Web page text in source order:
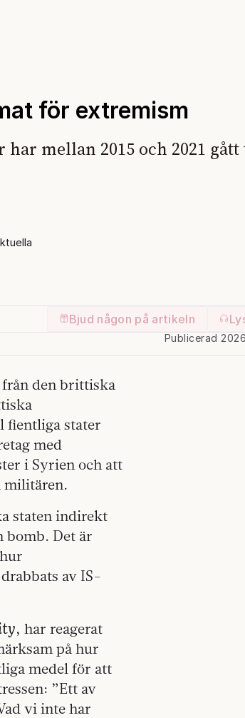
för extremism
mellan 2015 och 2021
Bjud någon på artikeln
Publicerad
den brittiska
fientliga stater
med
i Syrien och att
militären.
staten indirekt
bomb. Det är
av IS-
, har reagerat
på hur
medel för att
”Ett av
vi inte har